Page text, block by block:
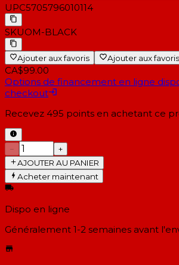
UPC5705796010114
SKUOM-BLACK
Ajouter aux favoris Ajouter aux favoris
CA$99.00
Options de financement en ligne
checkout
Recevez 495 points en achetant ce
−
+
AJOUTER AU PANIER
Acheter maintenant
Dispo en ligne
Généralement 1-2 semaines avant